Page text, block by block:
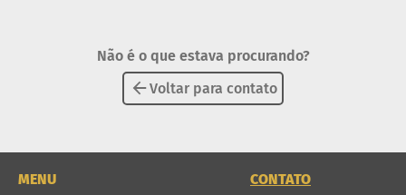
Não é o que estava procurando?
Voltar para contato
MENU CONTATO